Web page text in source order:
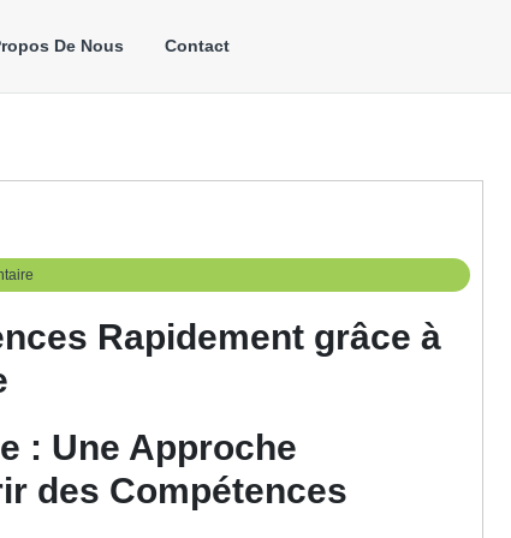
De Nous Contact
Rapidement grâce à
: Une Approche
des Compétences